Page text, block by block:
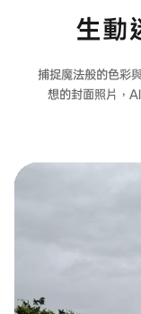
生動
捕捉魔法般的色彩
想的封面照片，